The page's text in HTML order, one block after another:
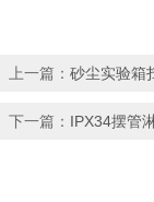
上一篇： 砂尘实验箱
下一篇： IPX34摆管